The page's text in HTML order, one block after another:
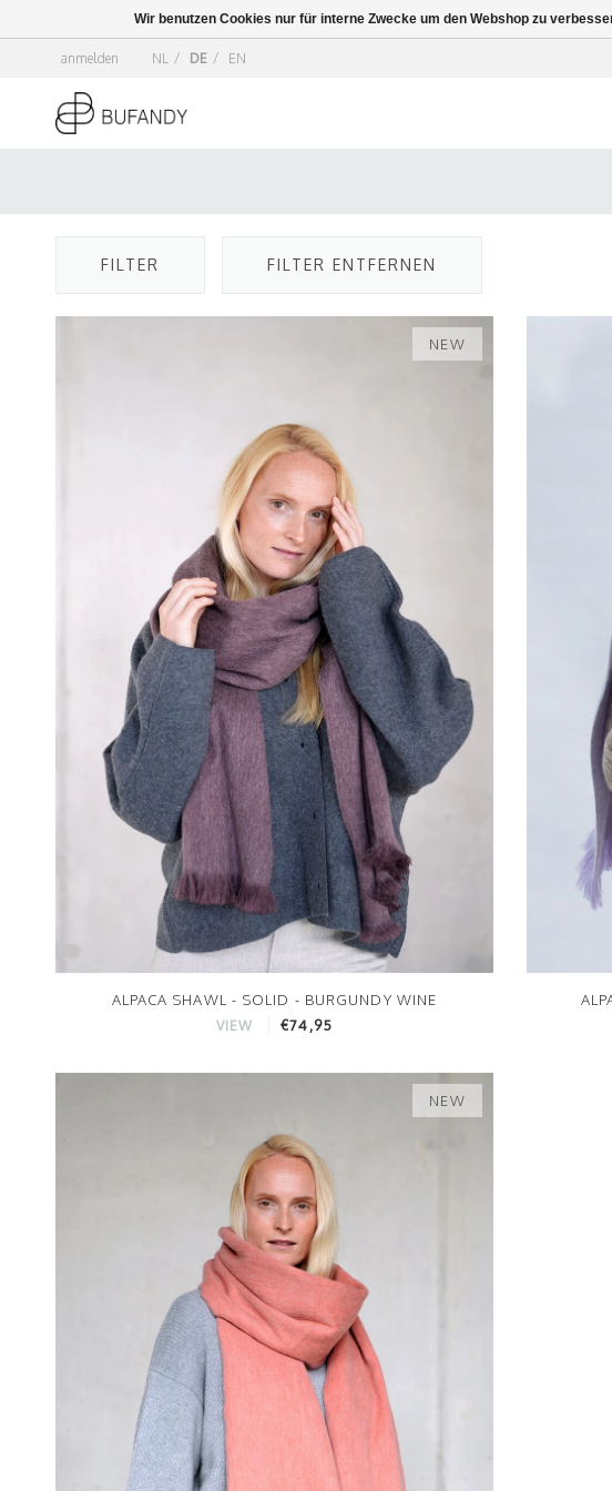
anmelden NL / DE / EN
FILTER FILTER ENTFERNEN
NEW
ALPACA SHAWL - SOLID - BURGUNDY WINE
VIEW €74,95
NEW
Wir benutzen Cookies nur für interne Zwecke um den Webshop zu